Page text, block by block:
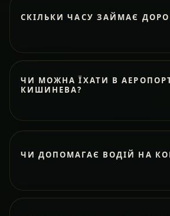
СКІЛЬКИ ЧАСУ ЗАЙМАЄ
ЧИ МОЖНА ЇХАТИ В
КИШИНЕВА?
ЧИ ДОПОМАГАЄ ВОДІЙ НА